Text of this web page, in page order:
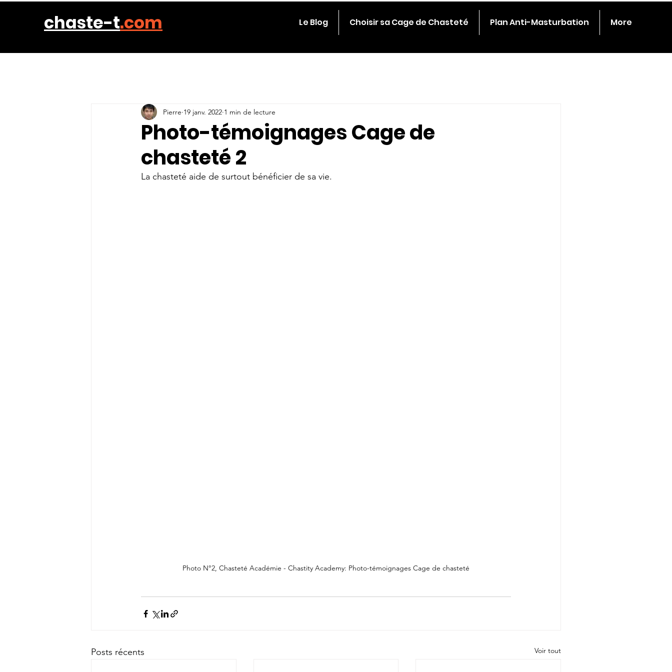
chaste-t.com Le Blog Choisir sa Cage de Chasteté Plan Anti-Masturbation More
Photo-témoignages Cage de
chasteté 2
Pierre 19 janv. 2022 1 min de lecture
La chasteté aide de surtout bénéficier de sa vie.
Photo N°2, Chasteté Académie - Chastity Academy: Photo-témoignages Cage de chasteté
Posts récents Voir tout